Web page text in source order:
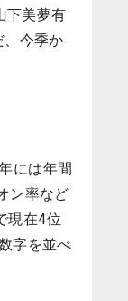
下美夢有
、今季か
には年間
ン率など
現在4位
字を並べ